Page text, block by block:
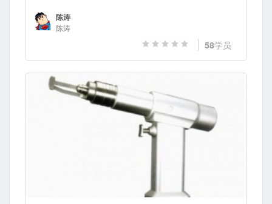
陈涛
陈涛
58学员